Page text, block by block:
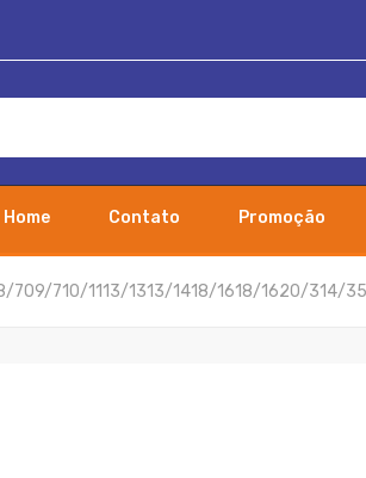
Home Contato Promoção
709/710/1113/1313/1418/1618/1620/314/